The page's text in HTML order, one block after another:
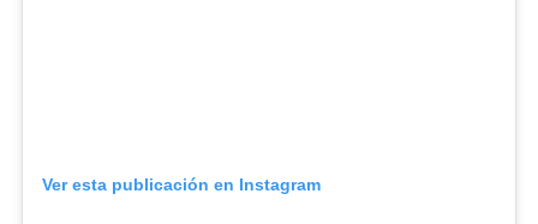
Ver esta publicación en Instagram